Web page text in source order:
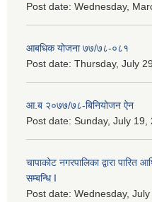
Post date: Wednesday,
आबधिक योजना ७७/७८-०८१
Post date: Thursday, July
आ.ब २०७७/७८-बिनियोजन ऐन
Post date: Sunday, July 19,
चापाकोट नगरपालिका द्वारा
सम्बन्धि I
Post date: Wednesday,